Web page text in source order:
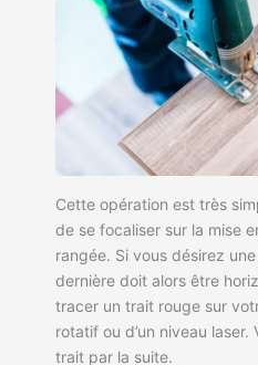
Cette opération est très
de se focaliser sur la mise
rangée. Si vous désirez
dernière doit alors être
tracer un trait rouge sur
rotatif ou d’un niveau laser.
trait par la suite.